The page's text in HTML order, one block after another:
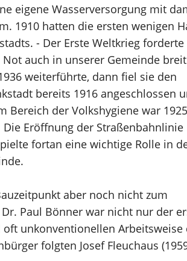
eigene Wasserversorgung mit
1910 hatten die ersten wenigen
- Der Erste Weltkrieg
auch in unserer Gemeinde
weiterführte, dann fiel sie den
bereits 1916 angeschlossen
Bereich der Volkshygiene war
Eröffnung der Straßenbahnlinie
fortan eine wichtige Rolle in
aber noch nicht zum
Paul Bönner war nicht nur der
unkonventionellen Arbeitsweise
folgten Josef Fleuchaus